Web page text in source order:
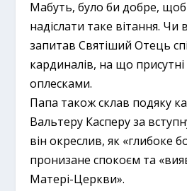
Мабуть, було би добре, щоб
надіслати таке вітання. Чи
запитав Святіший Отець
кардиналів, на що присутні
оплесками.
Папа також склав подяку
Вальтеру Касперу за
він окреслив, як «глибоке
пронизане спокоєм та
Матері-Церкви».